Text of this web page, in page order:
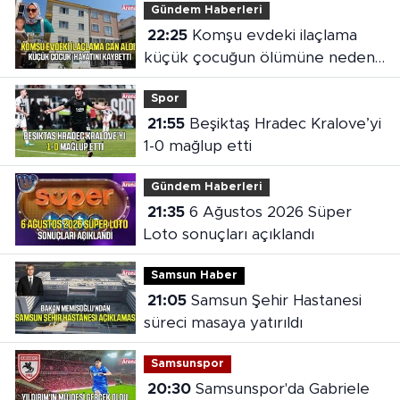
Gündem Haberleri
22:25Komşu evdeki ilaçlama
küçük çocuğun ölümüne neden
oldu
Spor
21:55Beşiktaş Hradec Kralove’yi
1-0 mağlup etti
Gündem Haberleri
21:356 Ağustos 2026 Süper
Loto sonuçları açıklandı
Samsun Haber
21:05Samsun Şehir Hastanesi
süreci masaya yatırıldı
Samsunspor
20:30Samsunspor'da Gabriele